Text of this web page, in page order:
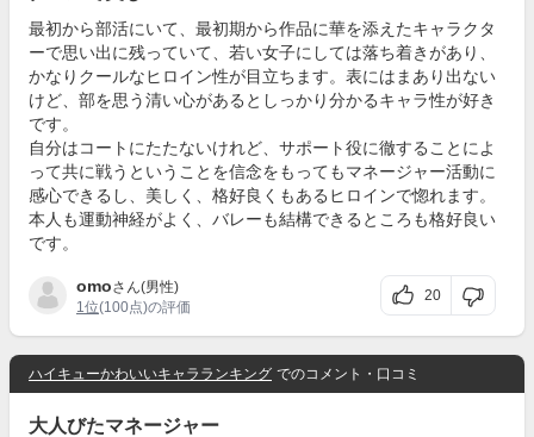
最初から部活にいて、最初期から作品に華を添えたキャラクタ
ーで思い出に残っていて、若い女子にしては落ち着きがあり、
かなりクールなヒロイン性が目立ちます。表にはまあり出ない
けど、部を思う清い心があるとしっかり分かるキャラ性が好き
です。
自分はコートにたたないけれど、サポート役に徹することによ
って共に戦うということを信念をもってもマネージャー活動に
感心できるし、美しく、格好良くもあるヒロインで惚れます。
本人も運動神経がよく、バレーも結構できるところも格好良い
です。
omoさん(男性)
1位(100点)の評価
20
ハイキューかわいいキャラランキング でのコメント・口コミ
大人びたマネージャー